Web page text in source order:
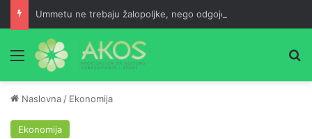
Ummetu ne trebaju žalopoljke, nego odgojeni ljudi
Meni
Naslovna / Ekonomija
Ekonomija